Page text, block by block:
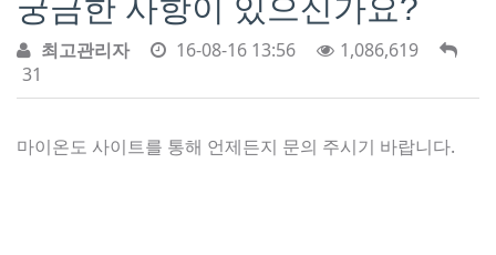
궁금한 사항이 있으신가요?
최고관리자 16-08-16 13:56
1,086,619
31
마이온도 사이트를 통해 언제든지 문의 주시기 바랍니다.